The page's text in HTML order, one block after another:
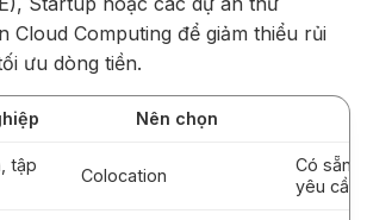
Cloud Computing để giảm thiểu rủi
ưu dòng tiền.
Nên chọn
tập
Colocation
Có sẵn
yêu cầu